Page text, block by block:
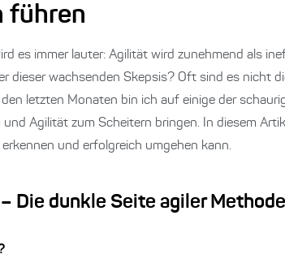
führen
es immer lauter: Agilität wird zunehmend als
dieser wachsenden Skepsis? Oft sind es nicht
letzten Monaten bin ich auf einige der
und Agilität zum Scheitern bringen. In diesem
erkennen und erfolgreich umgehen kann.
Die dunkle Seite agiler